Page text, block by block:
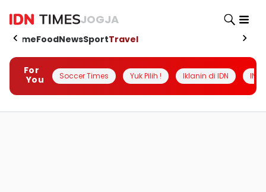
JOGJA
HomeFoodNewsSportTravel
For
You
Soccer Times Yuk Pilih ! Iklanin di IDN